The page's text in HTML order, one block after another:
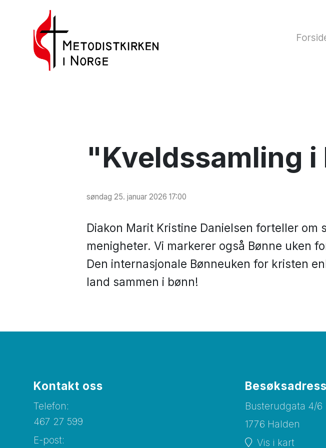
"Kveldssamling
søndag 25. januar 2026 17:00
Diakon Marit Kristine Danielsen forteller om
menigheter. Vi markerer også Bønne uken
Den internasjonale Bønneuken for kristen
land sammen i bønn!
Kontakt oss
Telefon:
467 27 599
E-post:
Busterudgata 4/6
1776 Halden
Vis i kart